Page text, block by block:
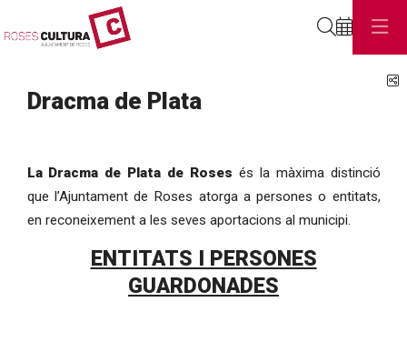
Dracma de Plata
La Dracma de Plata de Roses és la màxima distinció
que l’Ajuntament de Roses atorga a persones o entitats,
en reconeixement a les seves aportacions al municipi.
ENTITATS I PERSONES
GUARDONADES